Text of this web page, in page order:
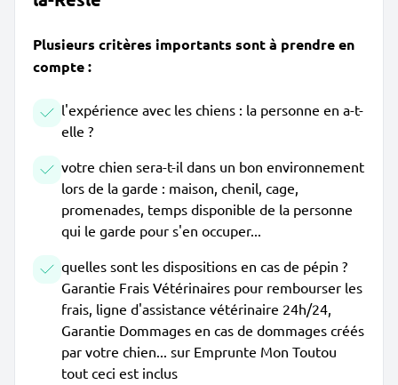
Plusieurs critères importants sont à prendre en
compte :
l'expérience avec les chiens : la personne en a-t-
elle ?
votre chien sera-t-il dans un bon environnement
lors de la garde : maison, chenil, cage,
promenades, temps disponible de la personne
qui le garde pour s'en occuper...
quelles sont les dispositions en cas de pépin ?
Garantie Frais Vétérinaires pour rembourser les
frais, ligne d'assistance vétérinaire 24h/24,
Garantie Dommages en cas de dommages créés
par votre chien... sur Emprunte Mon Toutou
tout ceci est inclus